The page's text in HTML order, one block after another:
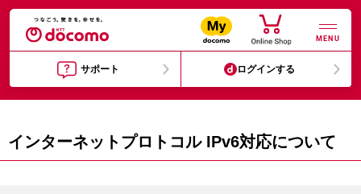
MENU
サポート ログインする
インターネットプロトコル IPv6対応について